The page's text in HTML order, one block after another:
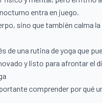
entra en juego.
sino que también calma
de una rutina de yoga que
y listo para afrontar el
comprender por qué